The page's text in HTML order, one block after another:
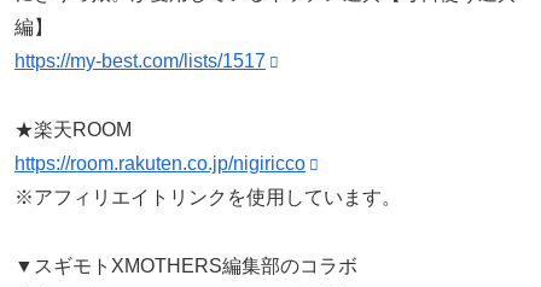
編】
https://my-best.com/lists/1517
★楽天ROOM
https://room.rakuten.co.jp/nigiricco
※アフィリエイトリンクを使用しています。
▼スギモトXMOTHERS編集部のコラボ